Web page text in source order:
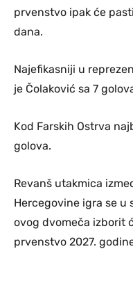
prvenstvo ipak će
dana.
Najefikasniji u
je Čolaković sa 7
Kod Farskih Ostrva
golova.
Revanš utakmica
Hercegovine igra se
ovog dvomeča izborit
prvenstvo 2027.